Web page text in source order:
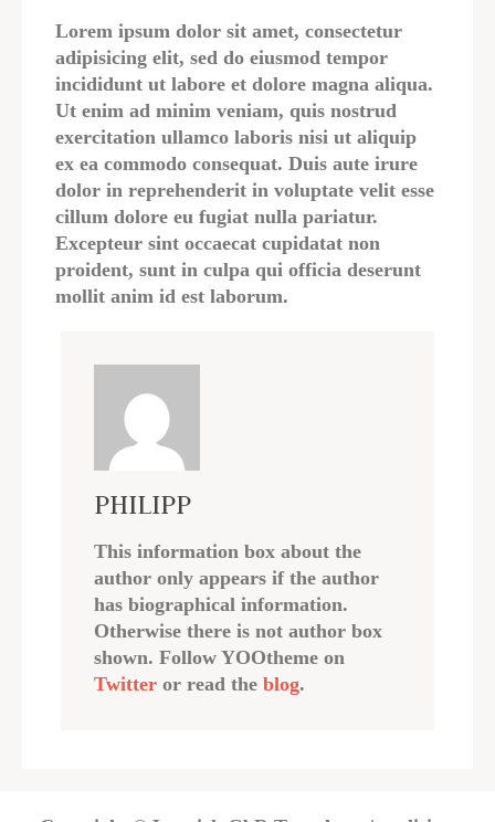
Lorem ipsum dolor sit amet, consectetur
adipisicing elit, sed do eiusmod tempor
incididunt ut labore et dolore magna aliqua.
Ut enim ad minim veniam, quis nostrud
exercitation ullamco laboris nisi ut aliquip
ex ea commodo consequat. Duis aute irure
dolor in reprehenderit in voluptate velit esse
cillum dolore eu fugiat nulla pariatur.
Excepteur sint occaecat cupidatat non
proident, sunt in culpa qui officia deserunt
mollit anim id est laborum.
PHILIPP
This information box about the
author only appears if the author
has biographical information.
Otherwise there is not author box
shown. Follow YOOtheme on
Twitter or read the blog.